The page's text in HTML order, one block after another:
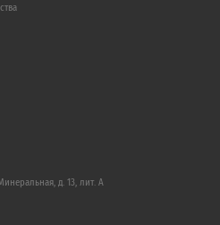
д. 13, лит. А